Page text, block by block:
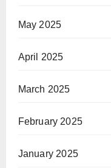
May 2025
April 2025
March 2025
February 2025
January 2025